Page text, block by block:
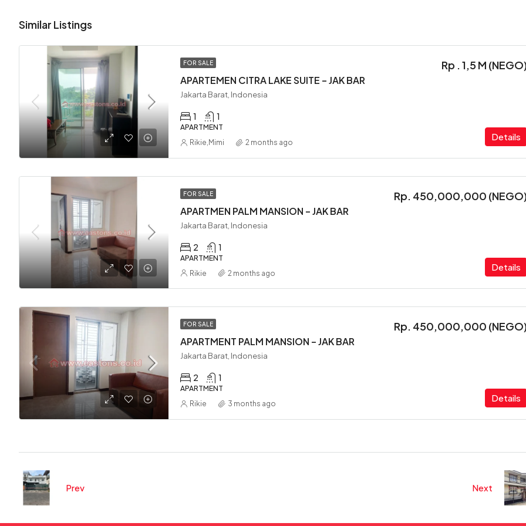
Similar Listings
FOR SALE
APARTEMEN CITRA LAKE SUITE – JAK BAR
Rp . 1,5 M
Jakarta Barat, Indonesia
1 1
APARTMENT
Details
Rikie, Mimi 2 months ago
FOR SALE
APARTMEN PALM MANSION – JAK BAR
Rp. 450,000,000
Jakarta Barat, Indonesia
2 1
APARTMENT
Details
Rikie 2 months ago
FOR SALE
APARTMENT PALM MANSION – JAK BAR
Rp. 450,000,000
Jakarta Barat, Indonesia
2 1
APARTMENT
Details
Rikie 3 months ago
Prev Next